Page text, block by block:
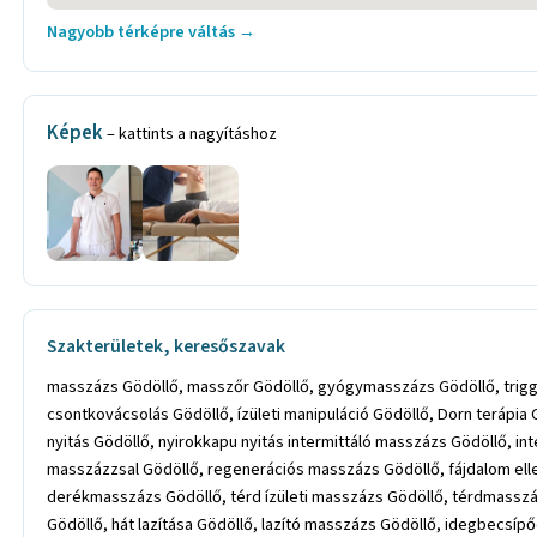
Nagyobb térképre váltás →
Képek– kattints a nagyításhoz
Szakterületek, keresőszavak
masszázs Gödöllő, masszőr Gödöllő, gyógymasszázs Gödöllő, trigger pont terápia Gödöllő, trigger pont masszázs Gödöllő, lágycsontkovácsolás Gödöllő, lágycsontkovács Gödöllő, csontkovács Gödöllő, csontkovácsolás Gödöllő, ízületi manipuláció Gödöllő, Dorn terápia Gödöllő, Breuss masszázs Gödöllő, nyirokkeringést támogató masszázs Gödöllő, tape szalag Gödöllő, nyirok masszázs Gödöllő, nyirokkapu nyitás Gödöllő, nyirokkapu nyitás intermittáló masszázs Gödöllő, intermitálló masszázs Gödöllő, kineziológiai tapasz Gödöllő, rehabilitációs masszázs Gödöllő, rehab masszázs Gödöllő, sportsérülés masszázzsal Gödöllő, regenerációs masszázs Gödöllő, fájdalom ellen masszőr Gödöllő, derékfájdalom masszázs Gödöllő, derékfájdalom kezelése Gödöllő, hátmasszázs Gödöllő, nyakmasszázs Gödöllő, derékmasszázs Gödöllő, térd ízületi masszázs Gödöllő, térdmasszázs porckopásra Gödöllő, masszázs ülőideg fájdalomra Gödöllő, testmasszázs Gödöllő, teljes test masszázs Gödöllő, ízületi masszázs Gödöllő, hát lazítása Gödöllő, lazító masszázs Gödöllő, idegbecsípődésre masszázs Gödöllő, feszes izomzat lazítása Gödöllő, fájdaloműző masszázs Gödöllő, fájdalomcsillapító masszázs Gödöllő, hátfájásra masszázs Gödöllő, fájdalomra masszőr Gödöllő, fájdalomra masszőr Gödöllő, letapadt izom masszírozása Gödöllő, letapadt izom masszázs Gödöllő, okleveles gyógymasszőr Gödöllő, masszázsterapeuta Gödöllő, sportmasszázs Gödöllő, sportmasszőr Gödöllő, sport-rehabilitációs masszázs Gödöllő, talp masszázs Gödöllő, relaxációs masszázs Gödöllő, relax masszázs Gödöllő, frissítő masszázs Gödöllő, mélyszöveti masszázs Gödöllő, pihentető masszázs Gödöllő, feszültségoldó masszázs Gödöllő, reumatikus problémákra masszázs Gödöllő, mozgásszervi problémákra masszázs Gödöllő, nyak masszázs Gödöllő, váll masszázs Gödöllő, hátmasszázs Gödöllő, gerinc masszázs Gödöllő, köpölyözés Gödöllő, sportsérülésekre masszázs Gödöllő, izomfájdalomra masszázs Gödöllő, izületi fájdalmakra masszázs Gödöllő, korlátozott mozgás terjedelemre masszázs Gödöllő, rehabilitációra masszázs Gödöllő, köpölyözés Gödöllő, sportrehab masszázs Gödöllő, izomlazítás Gödöllő, lágyrész mobilizáció Gödöllő, ízületi mobilizáció Gödöllő, masszázs Erdőkertes, masszőr Erdőkertes, gyógymasszázs Erdőkertes, trigger pont terápia Erdőkertes, trigger pont masszázs Erdőkertes, lágycsontkovácsolás Erdőkertes, lágycsontkovács Erdőkertes, csontkovács Erdőkertes, csontkovácsolás Erdőkertes, ízületi manipuláció Erdőkertes, Dorn terápia Erdőkertes, Breuss masszázs Erdőkertes, nyirokkeringést támogató masszázs Erdőkertes, tape szalag Erdőkertes, nyirok masszázs Erdőkertes, nyirokkapu nyitás Erdőkertes, nyirokkapu nyitás intermittáló masszázs Erdőkertes, intermitálló masszázs Erdőkertes, kineziológiai tapasz Erdőkertes, rehabilitációs masszázs Erdőkertes, rehab masszázs Erdőkertes, sportsérülés masszázzsal Erdőkertes, regenerációs masszázs Erdőkertes, fájdalom ellen masszőr Erdőkertes, derékfájdalom masszázs Erdőkertes, derékfájdalom kezelése Erdőkertes, hátmasszázs Erdőkertes, nyakmasszázs Erdőkertes, derékmasszázs Erdőkertes, térd ízületi masszázs Erdőkertes, térdmasszázs porckopásra Erdőkertes, masszázs ülőideg fájdalomra